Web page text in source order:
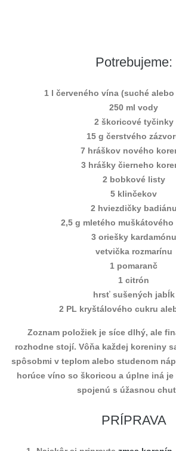
Potrebujeme:
1 l červeného vína (suché
250 ml vody
2 škoricové tyčinky
15 g čerstvého
7 hráškov nového
3 hrášky čierneho
2 bobkové listy
5 klinčekov
2 hviezdičky badiánu
2,5 g mletého muškátového
3 oriešky kardamónu
vetvička rozmarínu
1 pomaranč
1 citrón
hrsť sušených jabĺk
2 PL kryštálového cukru
Zoznam položiek je síce dlhý, ale
rozhodne stojí. Vôňa každej koreniny
spôsobmi v teplom alebo studenom
horúce víno so škoricou a úplne iná
spojenú s úžasnou
PRÍPRAVA